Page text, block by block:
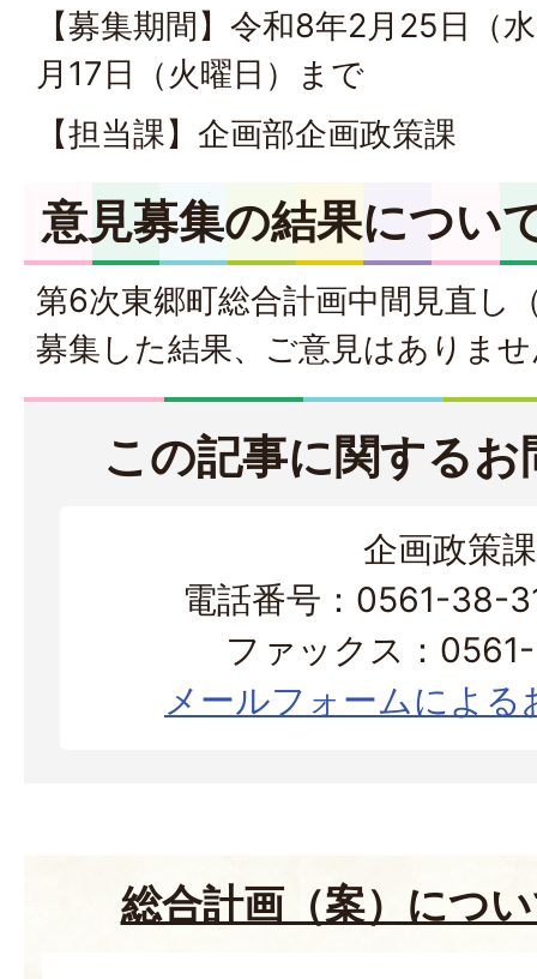
【募集期間】令和8年2月25日（
月17日（火曜日）まで
【担当課】企画部企画政策課
意見募集の結果につい
第6次東郷町総合計画中間見直し
募集した結果、ご意見はありま
この記事に関する
企画政策課
電話番号：0561-38-
ファックス：
メールフォームによる
総合計画（案）につ